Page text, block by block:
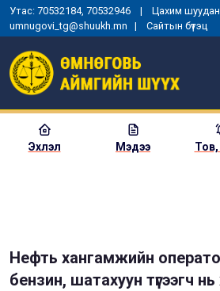
Утас: 70532184, 70532946 | Цахим
umnugovi_tg@shuukh.mn | Сайтын бүтэц
Эхлэл Мэдээ
Нефть хангамжийн
бензин, шатахуун түгээгч